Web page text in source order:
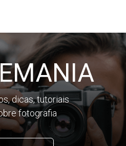
dicas, tutoriais
fotografia